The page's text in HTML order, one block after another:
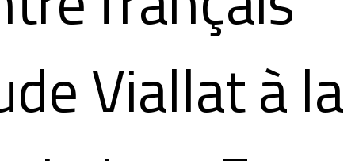
Viallat à la